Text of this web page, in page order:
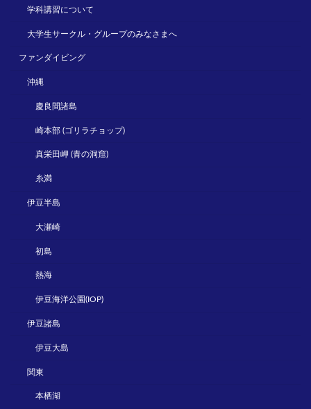
学科講習について
大学生サークル・グループのみなさまへ
ファンダイビング
沖縄
慶良間諸島
崎本部 (ゴリラチョップ)
真栄田岬 (青の洞窟)
糸満
伊豆半島
大瀬崎
初島
熱海
伊豆海洋公園(IOP)
伊豆諸島
伊豆大島
関東
本栖湖